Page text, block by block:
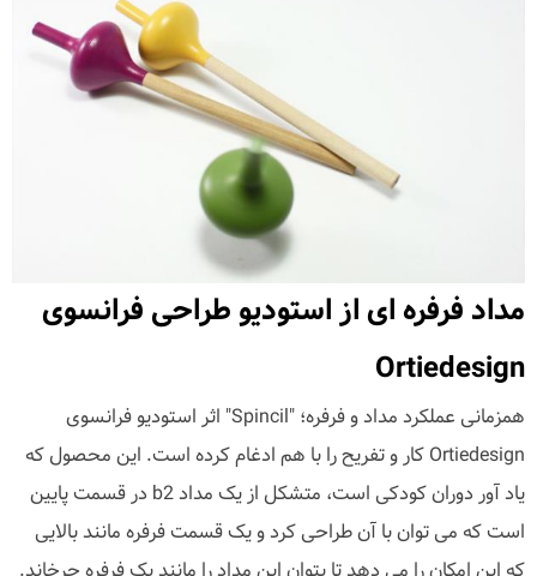
مداد فرفره ای از استودیو طراحی فرانسوی
Ortiedesign
همزمانی عملکرد مداد و فرفره؛ "Spincil" اثر استودیو فرانسوی
Ortiedesign کار و تفریح را با هم ادغام کرده است. این محصول که
یاد آور دوران کودکی است، متشکل از یک مداد b2 در قسمت پایین
است که می توان با آن طراحی کرد و یک قسمت فرفره مانند بالایی